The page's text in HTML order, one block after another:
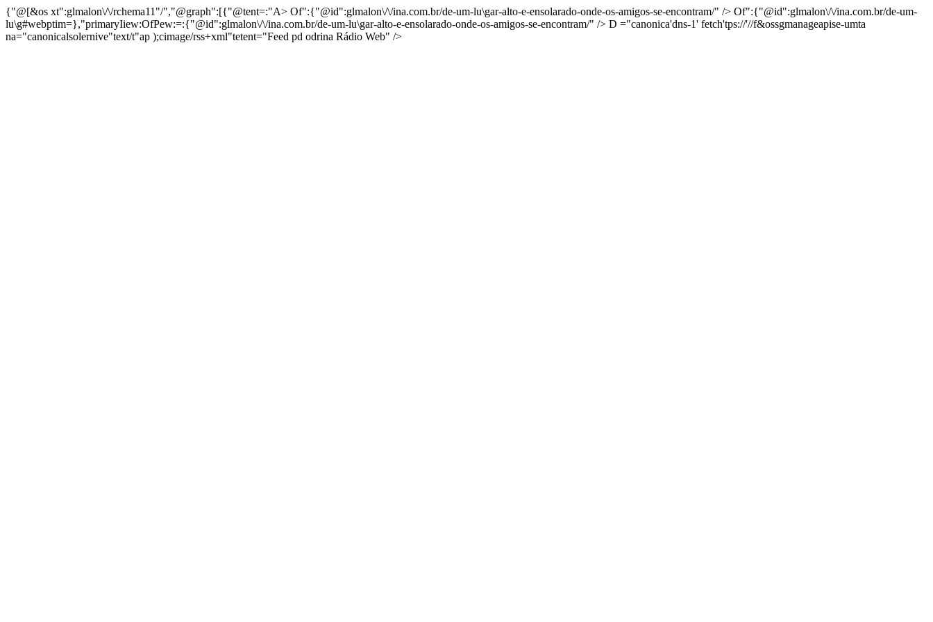
{"@[&os xt":glmalon\/\/rchema11"/","@graph":[{"@tent=:"A> Of":{"@id":glmalon\/\/ina.com.br/de-um-lu\gar-alto-e-ensolarado-onde-os-amigos-se-encontram/" /> Of":{"@id":glmalon\/\/ina.com.br/de-um-
lu\g#webptim=},"primaryIiew:OfPew:=:{"@id":glmalon\/\/ina.com.br/de-um-lu\gar-alto-e-ensolarado-onde-os-amigos-se-encontram/" /> D ="canonica'dns-1' fetch'tps://'//f&ossgmanageapise-umta
na="canonicalsolernive"text/t"ap );cimage/rss+xml"tetent="Feed pd odrina Rádio Web" />